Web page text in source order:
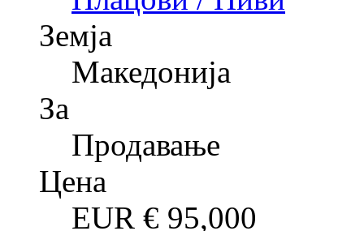
Земја
Македонија
За
Продавање
Цена
EUR € 95,000